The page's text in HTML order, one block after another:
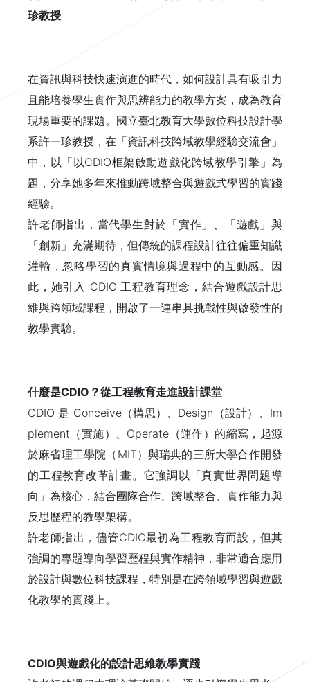
珍教授
在資訊與科技快速演進的時代，如何設計具有吸引力
且能培養學生實作與思辨能力的教學方案，成為教育
現場重要的課題。國立臺北教育大學數位科技設計學
系許一珍教授，在「資訊科技跨域教學經驗交流會」
中，以「以CDIO框架啟動遊戲化跨域教學引擎」為
題，分享她多年來推動跨域整合與遊戲式學習的實踐
經驗。
許老師指出，當代學生對於「實作」、「遊戲」與
「創新」充滿期待，但傳統的課程設計往往偏重知識
灌輸，忽略學習的真實情境與過程中的互動感。因
此，她引入 CDIO 工程教育理念，結合遊戲設計思
維與跨領域課程，開啟了一連串具挑戰性與啟發性的
教學實驗。
什麼是CDIO？從工程教育走進設計課堂
CDIO 是 Conceive（構思）、Design（設計）、Im
plement（實施）、Operate（運作）的縮寫，起源
於麻省理工學院（MIT）與瑞典的三所大學合作開發
的工程教育改革計畫。它強調以「真實世界問題導
向」為核心，結合團隊合作、跨域整合、實作能力與
反思歷程的教學架構。
許老師指出，儘管CDIO最初為工程教育而設，但其
強調的專題導向學習歷程與實作精神，非常適合應用
於設計與數位科技課程，特別是在跨領域學習與遊戲
化教學的實踐上。
CDIO與遊戲化的設計思維教學實踐